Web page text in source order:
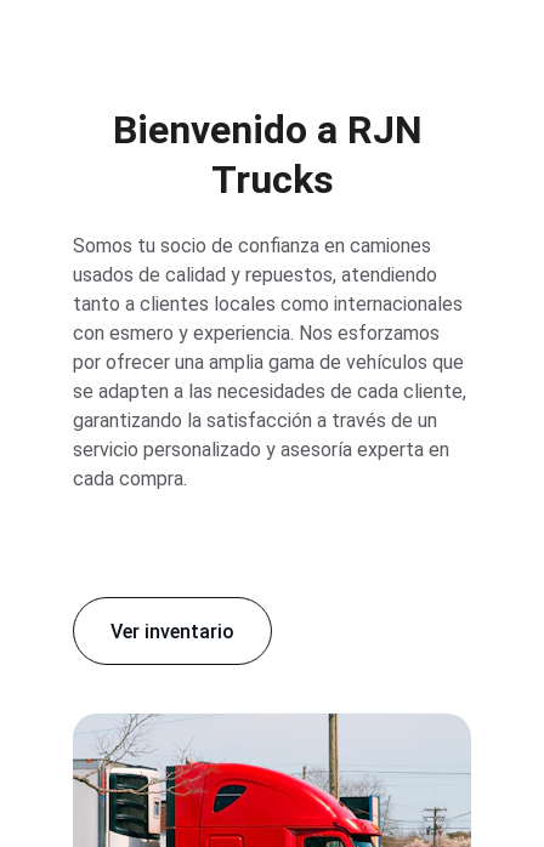
Bienvenido a RJN
Trucks
Somos tu socio de confianza en camiones
usados de calidad y repuestos, atendiendo
tanto a clientes locales como internacionales
con esmero y experiencia. Nos esforzamos
por ofrecer una amplia gama de vehículos que
se adapten a las necesidades de cada cliente,
garantizando la satisfacción a través de un
servicio personalizado y asesoría experta en
cada compra.
Ver inventario